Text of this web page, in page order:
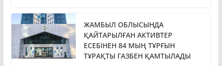
ЖАМБЫЛ ОБЛЫСЫНДА
ҚАЙТАРЫЛҒАН АКТИВТЕР
ЕСЕБІНЕН 84 МЫҢ ТҰРҒЫН
ТҰРАҚТЫ ГАЗБЕН ҚАМТЫЛАДЫ